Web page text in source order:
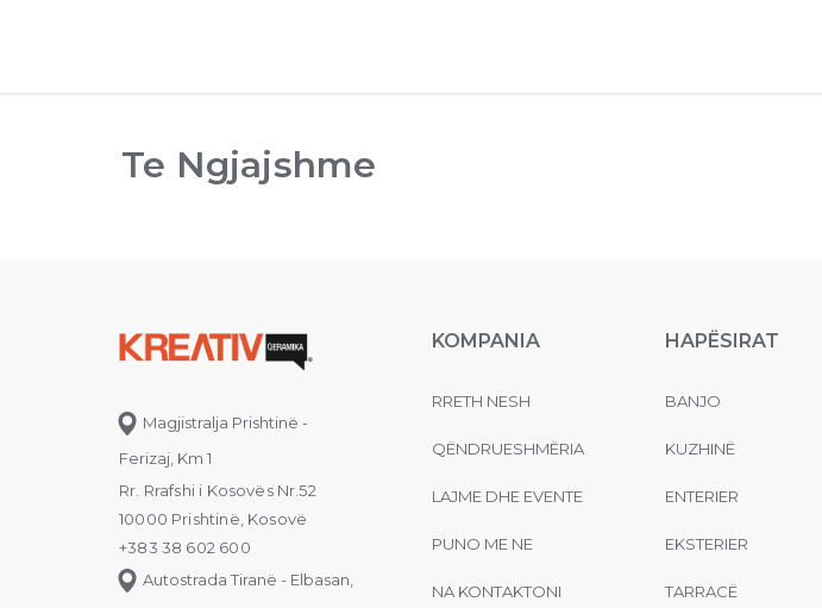
Te Ngjajshme
Magjistralja Prishtinë -
Ferizaj, Km 1
Rr. Rrafshi i Kosovës Nr.52
10000 Prishtinë, Kosovë
+383 38 602 600
Autostrada Tiranë - Elbasan,
KOMPANIA
RRETH NESH
QËNDRUESHMËRIA
LAJME DHE EVENTE
PUNO ME NE
NA KONTAKTONI
HAPËSIRAT
BANJO
KUZHINË
ENTERIER
EKSTERIER
TARRACË